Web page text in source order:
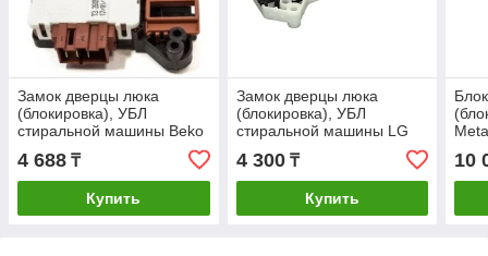
Замок дверцы люка
(блокировка), УБЛ
стиральной машины Beko
2805310800 2805311700
для Arcelik
4 688 ₸
Купить
Замок дверцы люка
(блокировка), УБЛ
стиральной машины LG
6601EN1003D
4 300₸
Купить
10